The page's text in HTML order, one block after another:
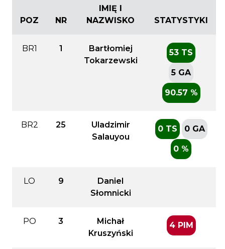
POZ NR
IMIĘ I
NAZWISKO
STATYSTYKI
BR1 1
Bartłomiej
Tokarzewski
53 TS
5 GA
90.57 %
BR2 25
Uladzimir
Salauyou
0 TS 0 GA
0 %
LO 9
Daniel
Słomnicki
PO 3
Michał
Kruszyński
4 PIM